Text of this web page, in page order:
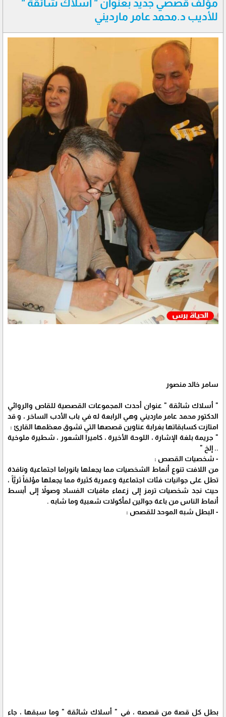
مؤلف قصصي جديد بعنوان " أسلاك شائقة "
للأديب د.محمد عامر مارديني
سامر خالد منصور
" أسلاك شائقة " عنوان أحدث المجموعات القصصية للقاص والروائي
الدكتور محمد عامر مارديني وهي الرابعة له في باب الأدب الساخر ، و قد
امتازت كسابقاتها بغرابة عناوين قصصها التي تشوق معظمها القارئ :
" جريمة بلغة الإشارة ، اللوحة الأخيرة ، كاميرا الشعور ، شطيرة ملوخية
.. إلخ "
- شخصيات القصص :
من اللافت تنوع أنماط الشخصيات مما يجعلها بانوراما اجتماعية ونافذة
تطل على جوانيات فئات اجتماعية وعمرية كثيرة مما يجعلها مؤلفاً ثريَّاً ،
حيث نجد شخصيات ترمز إلى زعماء مافيات الفساد وصولاً إلى أبسط
أنماط الناس من باعة جوالين لمأكولات شعبية وما شابه .
- البطل شبه الموحد للقصص :
بطل كل قصة من قصصه ، في " أسلاك شائقة " وما سبقها ، جاء